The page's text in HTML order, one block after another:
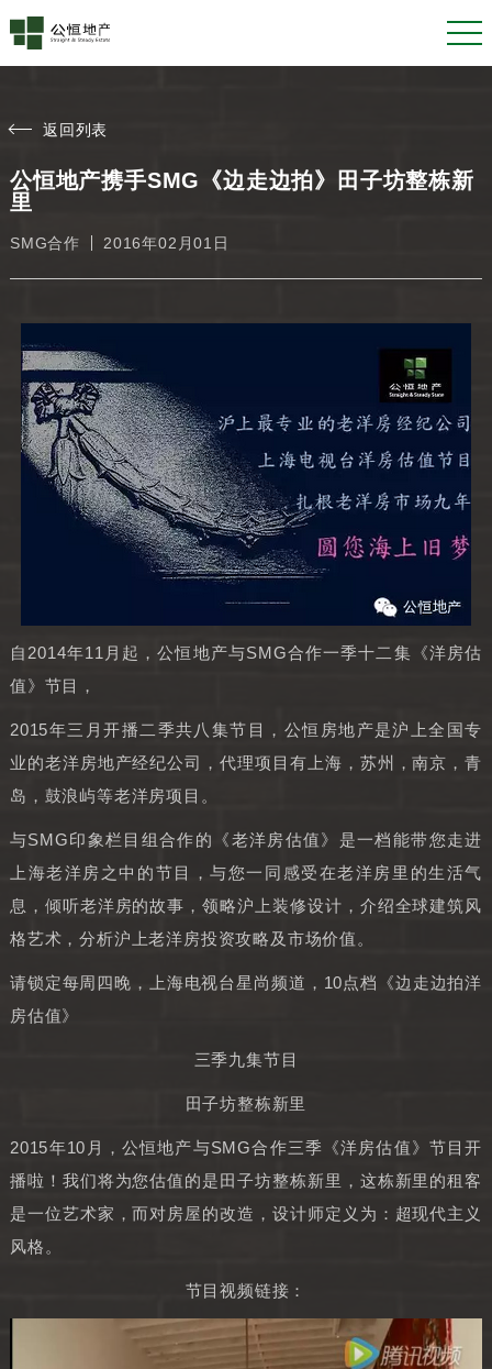
返回列表
公恒地产携手SMG《边走边拍》田子坊整栋新
里
SMG合作 2016年02月01日
自2014年11月起，公恒地产与SMG合作一季十二集《洋房估
值》节目，
2015年三月开播二季共八集节目，公恒房地产是沪上全国专
业的老洋房地产经纪公司，代理项目有上海，苏州，南京，青
岛，鼓浪屿等老洋房项目。
与SMG印象栏目组合作的《老洋房估值》是一档能带您走进
上海老洋房之中的节目，与您一同感受在老洋房里的生活气
息，倾听老洋房的故事，领略沪上装修设计，介绍全球建筑风
格艺术，分析沪上老洋房投资攻略及市场价值。
请锁定每周四晚，上海电视台星尚频道，10点档《边走边拍洋
房估值》
三季九集节目
田子坊整栋新里
2015年10月，公恒地产与SMG合作三季《洋房估值》节目开
播啦！我们将为您估值的是田子坊整栋新里，这栋新里的租客
是一位艺术家，而对房屋的改造，设计师定义为：超现代主义
风格。
节目视频链接：